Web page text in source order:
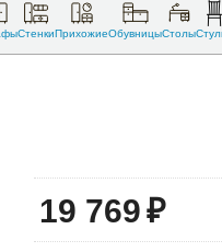
СтенкиПрихожиеОбувницыСтолы
19 769₽